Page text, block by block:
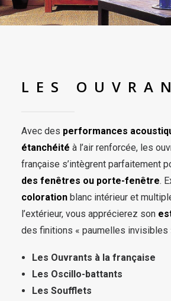
LES
Avec des performances
étanchéité à l’air renforcée, les
française s’intègrent parfaitement
des fenêtres ou porte-fenêtre.
coloration blanc intérieur et
l’extérieur, vous apprécierez son
des finitions « paumelles invisibles
Les Ouvrants à la française
Les Oscillo-battants
Les Soufflets